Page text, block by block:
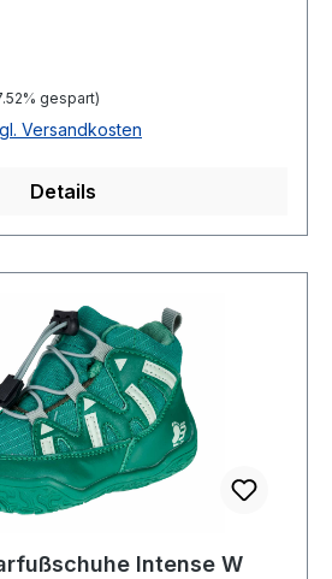
gespart)
Versandkosten
Details
Intense W